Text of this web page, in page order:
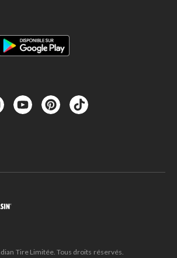
Tire Limitée. Tous droits réservés.